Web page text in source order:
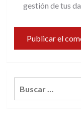
gestión de tus